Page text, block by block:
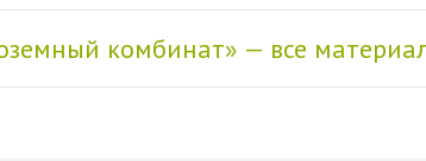
комбинат» — все